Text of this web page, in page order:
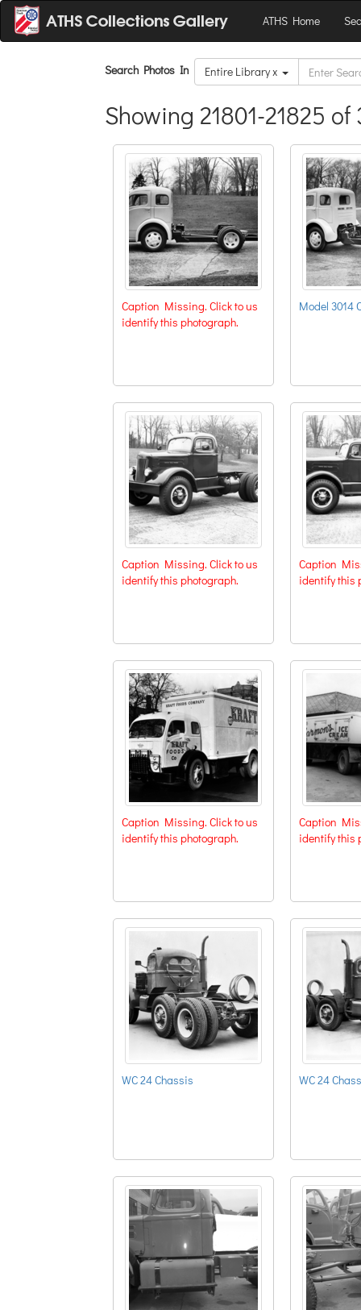
ATHS Home
Search Photos In Entire Library x
Showing 21801-21825 of
Caption Missing. Click to us
identify this photograph.
Model 3014
Caption Missing. Click to us
identify this photograph.
Caption
identify this
Caption Missing. Click to us
identify this photograph.
Caption
identify this
WC 24 Chassis WC 24